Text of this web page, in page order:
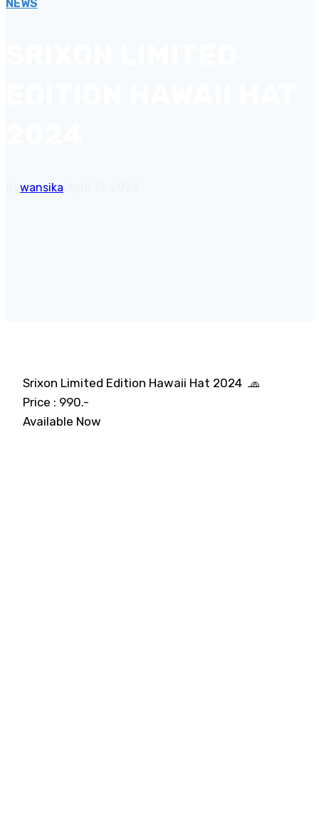
NEWS
wansika
Srixon Limited Edition Hawaii Hat 2024 🧢
Price : 990.-
Available Now